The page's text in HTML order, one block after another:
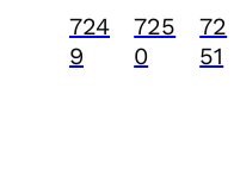
724
9
725
0
72
51